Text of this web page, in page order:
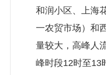
和润小区、上海
一农贸市场）和
量较大，高峰人
峰时段12时至13